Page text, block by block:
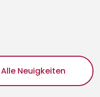
Alle Neuigkeiten